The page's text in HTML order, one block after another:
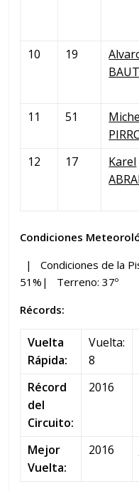
10 19
11 51
12 17
Karel
Condiciones
| Condiciones de la
51%| Terreno: 37º
Récords:
Vuelta
Rápida:
Vuelta:
8
Récord
del
Circuito:
2016
Mejor
Vuelta:
2016